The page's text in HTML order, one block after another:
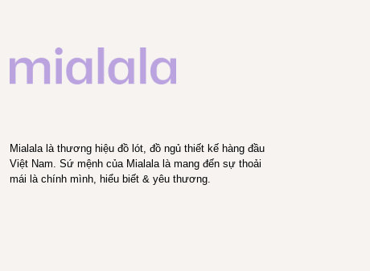
Mialala là thương hiệu đồ lót, đồ ngủ thiết kế hàng đầu
Việt Nam. Sứ mệnh của Mialala là mang đến sự thoải
mái là chính mình, hiểu biết & yêu thương.